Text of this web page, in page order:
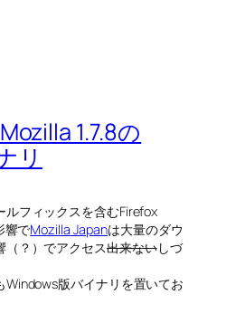
1.7.8の
リ
ルフィックスを含むFirefox
響でMozilla Japanは大量のダウ
（？）でアクセス出来ないしづ
Windows版バイナリを置いてお